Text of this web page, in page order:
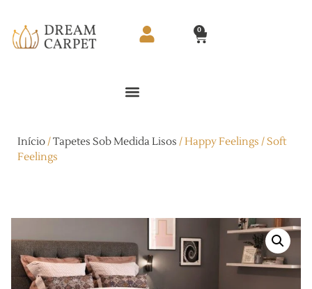
0
Início/Tapetes Sob Medida Lisos / Happy Feelings / Soft
Feelings